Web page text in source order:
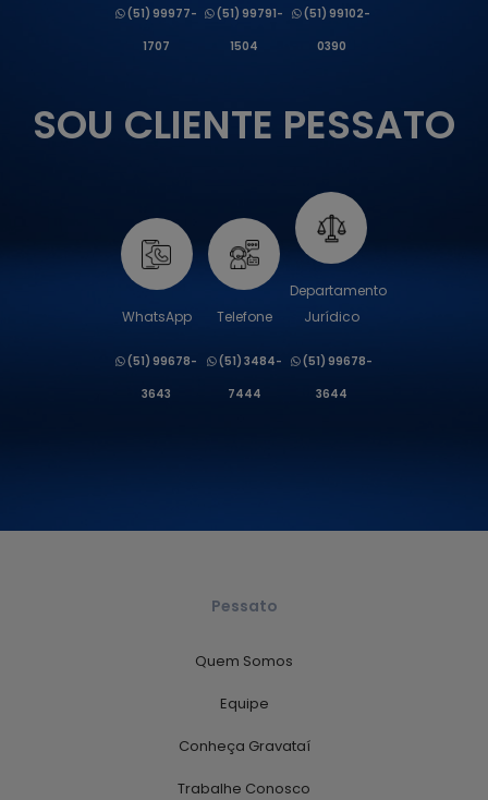
(51) 99977-
1707
(51) 99791-
1504
(51) 99102-
0390
SOU CLIENTE PESSATO
WhatsApp
(51) 99678-
3643
Telefone
(51) 3484-
7444
Departamento
Jurídico
(51) 99678-
3644
Pessato
Quem Somos
Equipe
Conheça Gravataí
Trabalhe Conosco